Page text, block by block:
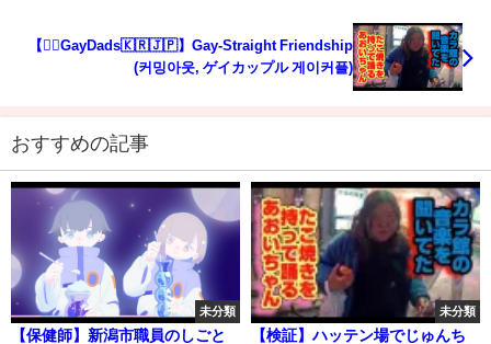
【🏳️‍🌈GayDads🇰🇷🇯🇵】Gay-Straight Friendship
(커밍아웃, ゲイカップル 게이커플)
おすすめの記事
未分類
【保健師】新潟市職員のしごと
未分類
【検証】ハッテン場でじゅんち